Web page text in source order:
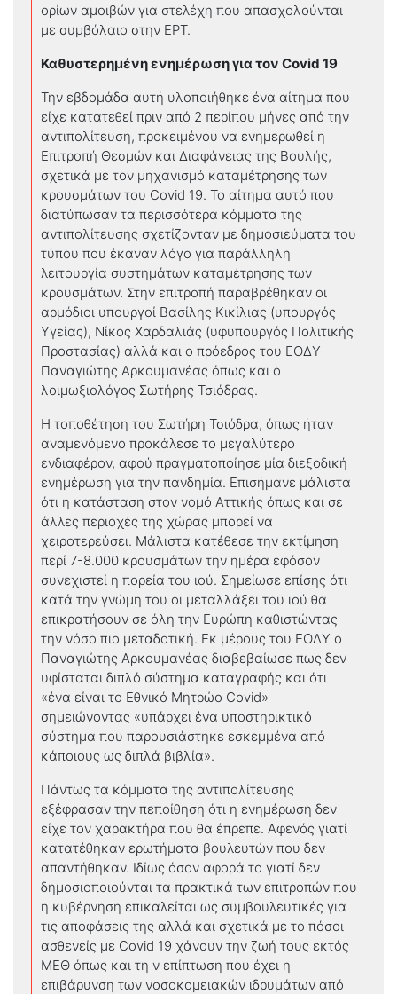
ορίων αμοιβών για στελέχη που απασχολούνται
με συμβόλαιο στην ΕΡΤ.
Καθυστερημένη ενημέρωση για τον Covid 19
Την εβδομάδα αυτή υλοποιήθηκε ένα αίτημα που
είχε κατατεθεί πριν από 2 περίπου μήνες από την
αντιπολίτευση, προκειμένου να ενημερωθεί η
Επιτροπή Θεσμών και Διαφάνειας της Βουλής,
σχετικά με τον μηχανισμό καταμέτρησης των
κρουσμάτων του Covid 19. Το αίτημα αυτό που
διατύπωσαν τα περισσότερα κόμματα της
αντιπολίτευσης σχετίζονταν με δημοσιεύματα του
τύπου που έκαναν λόγο για παράλληλη
λειτουργία συστημάτων καταμέτρησης των
κρουσμάτων. Στην επιτροπή παραβρέθηκαν οι
αρμόδιοι υπουργοί Βασίλης Κικίλιας (υπουργός
Υγείας), Νίκος Χαρδαλιάς (υφυπουργός Πολιτικής
Προστασίας) αλλά και ο πρόεδρος του ΕΟΔΥ
Παναγιώτης Αρκουμανέας όπως και ο
λοιμωξιολόγος Σωτήρης Τσιόδρας.
Η τοποθέτηση του Σωτήρη Τσιόδρα, όπως ήταν
αναμενόμενο προκάλεσε το μεγαλύτερο
ενδιαφέρον, αφού πραγματοποίησε μία διεξοδική
ενημέρωση για την πανδημία. Επισήμανε μάλιστα
ότι η κατάσταση στον νομό Αττικής όπως και σε
άλλες περιοχές της χώρας μπορεί να
χειροτερεύσει. Μάλιστα κατέθεσε την εκτίμηση
περί 7-8.000 κρουσμάτων την ημέρα εφόσον
συνεχιστεί η πορεία του ιού. Σημείωσε επίσης ότι
κατά την γνώμη του οι μεταλλάξει του ιού θα
επικρατήσουν σε όλη την Ευρώπη καθιστώντας
την νόσο πιο μεταδοτική. Εκ μέρους του ΕΟΔΥ ο
Παναγιώτης Αρκουμανέας διαβεβαίωσε πως δεν
υφίσταται διπλό σύστημα καταγραφής και ότι
«ένα είναι το Εθνικό Μητρώο Covid»
σημειώνοντας «υπάρχει ένα υποστηρικτικό
σύστημα που παρουσιάστηκε εσκεμμένα από
κάποιους ως διπλά βιβλία».
Πάντως τα κόμματα της αντιπολίτευσης
εξέφρασαν την πεποίθηση ότι η ενημέρωση δεν
είχε τον χαρακτήρα που θα έπρεπε. Αφενός γιατί
κατατέθηκαν ερωτήματα βουλευτών που δεν
απαντήθηκαν. Ιδίως όσον αφορά το γιατί δεν
δημοσιοποιούνται τα πρακτικά των επιτροπών που
η κυβέρνηση επικαλείται ως συμβουλευτικές για
τις αποφάσεις της αλλά και σχετικά με το πόσοι
ασθενείς με Covid 19 χάνουν την ζωή τους εκτός
ΜΕΘ όπως και τη ν επίπτωση που έχει η
επιβάρυνση των νοσοκομειακών ιδρυμάτων από